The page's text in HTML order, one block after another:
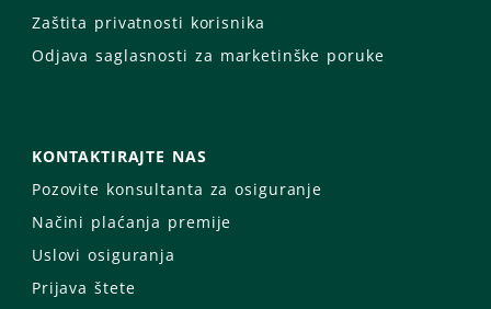
Zaštita privatnosti korisnika
Odjava saglasnosti za marketinške poruke
KONTAKTIRAJTE NAS
Pozovite konsultanta za osiguranje
Načini plaćanja premije
Uslovi osiguranja
Prijava štete